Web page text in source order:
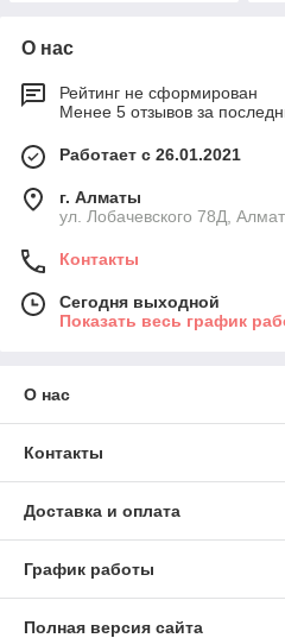
О нас
Рейтинг не сформирован
Менее 5 отзывов за
Работает с 26.01.2021
г. Алматы
ул. Лобачевского 78Д,
Контакты
Сегодня выходной
Показать весь график
О нас
Контакты
Доставка и оплата
График работы
Полная версия сайта